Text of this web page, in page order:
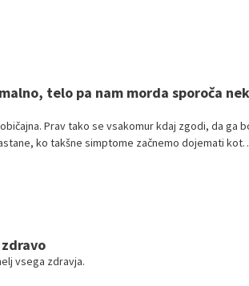
telo pa nam morda sporoča
Prav tako se vsakomur kdaj zgodi, da ga
ko takšne simptome začnemo dojemati kot
vsega zdravja.